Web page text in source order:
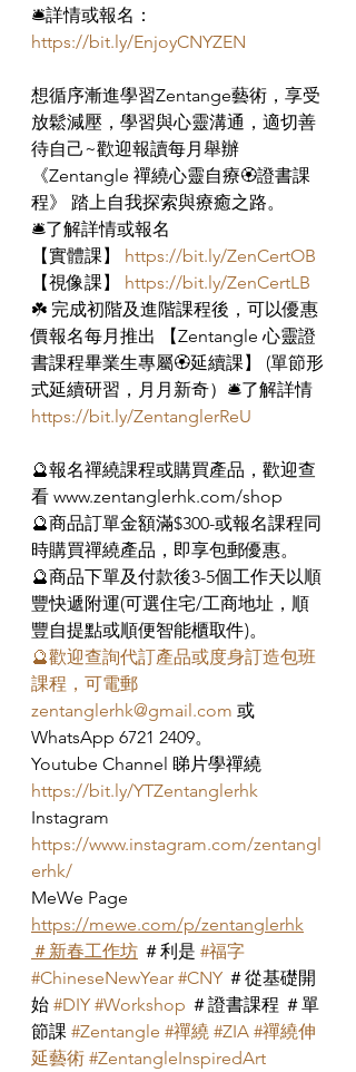
🛎️詳情或報名：
https://bit.ly/EnjoyCNYZEN
想循序漸進學習Zentange藝術，享受
放鬆減壓，學習與心靈溝通，適切善
待自己~歡迎報讀每月舉辦
《Zentangle 禪繞心靈自療🏵️證書課
程》 踏上自我探索與療癒之路。
🛎️了解詳情或報名
【實體課】 https://bit.ly/ZenCertOB
【視像課】 https://bit.ly/ZenCertLB
☘️ 完成初階及進階課程後，可以優惠
價報名每月推出 【Zentangle 心靈證
書課程畢業生專屬🏵️延續課】 (單節形
式延續研習，月月新奇）🛎了解詳情
https://bit.ly/ZentanglerReU
🔮報名禪繞課程或購買產品，歡迎查
看 www.zentanglerhk.com/shop
🔮商品訂單金額滿$300-或報名課程同
時購買禪繞產品，即享包郵優惠。
🔮商品下單及付款後3-5個工作天以順
豐快遞附運(可選住宅/工商地址，順
豐自提點或順便智能櫃取件)。
🔮歡迎查詢代訂產品或度身訂造包班
課程，可電郵
zentanglerhk@gmail.com 或
WhatsApp 6721 2409。
Youtube Channel 睇片學禪繞
https://bit.ly/YTZentanglerhk
Instagram
https://www.instagram.com/zentangl
erhk/
MeWe Page
https://mewe.com/p/zentanglerhk
＃新春工作坊 ＃利是 #福字
#ChineseNewYear #CNY ＃從基礎開
始 #DIY #Workshop ＃證書課程 ＃單
節課 #Zentangle #禪繞 #ZIA #禪繞伸
延藝術 #ZentangleInspiredArt